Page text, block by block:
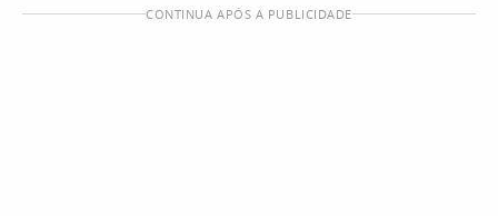
CONTINUA APÓS A PUBLICIDADE